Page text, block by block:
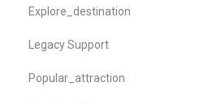
Explore_destination
Legacy Support
Popular_attraction